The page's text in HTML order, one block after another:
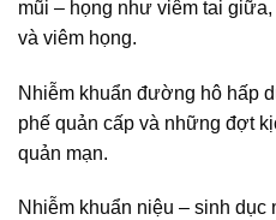
mũi – họng như viêm tai
và viêm họng.
Nhiễm khuẩn đường hô hấp
phế quản cấp và những đợt
quản mạn.
Nhiễm khuẩn niệu – sinh dục